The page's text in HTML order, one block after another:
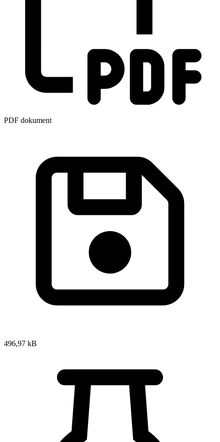
PDF dokument
496,97 kB